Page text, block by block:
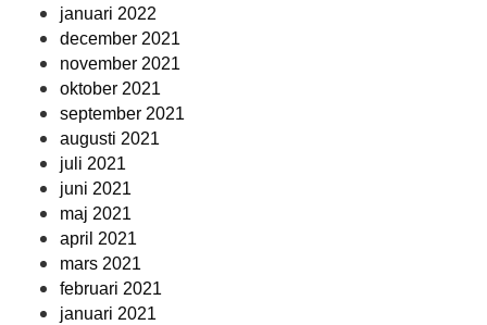
januari 2022
december 2021
november 2021
oktober 2021
september 2021
augusti 2021
juli 2021
juni 2021
maj 2021
april 2021
mars 2021
februari 2021
januari 2021